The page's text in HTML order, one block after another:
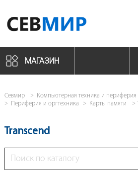
МАГАЗИН
Севмир
Компьютерная техника и периферия
Периферия и оргтехника
Карты памяти
Transcend